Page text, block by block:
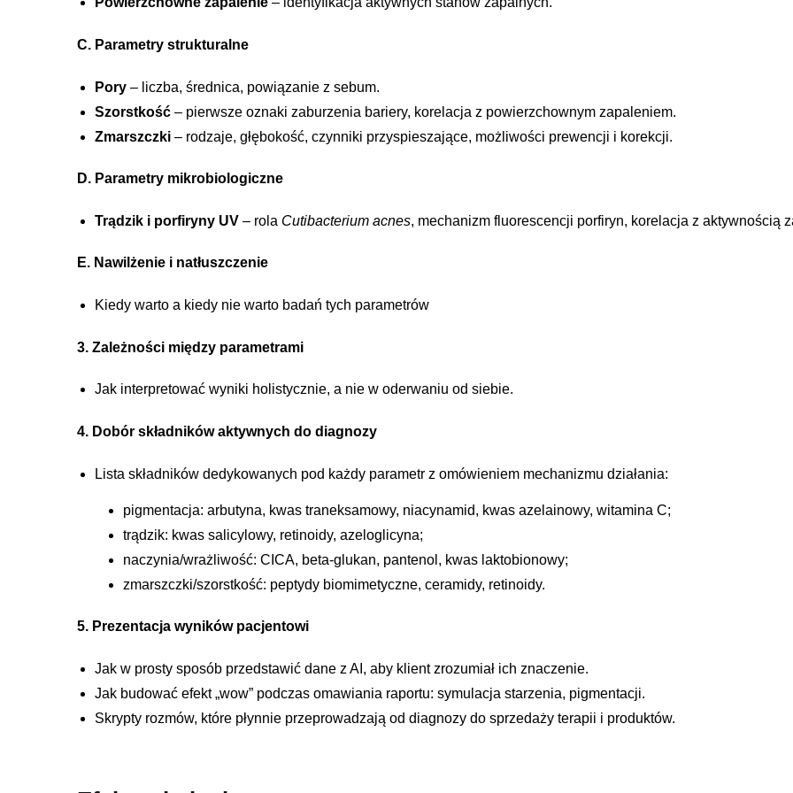
C. Parametry strukturalne
Pory – liczba, średnica, powiązanie z sebum.
Szorstkość – pierwsze oznaki zaburzenia bariery, korelacja z powierzchownym zapaleniem.
Zmarszczki – rodzaje, głębokość, czynniki przyspieszające, możliwości prewencji i korekcji.
D. Parametry mikrobiologiczne
Trądzik i porfiryny UV – rola Cutibacterium acnes, mechanizm fluorescencji porfiryn, korelacja z aktywnością
E. Nawilżenie i natłuszczenie
Kiedy warto a kiedy nie warto badań tych parametrów
3. Zależności między parametrami
Jak interpretować wyniki holistycznie, a nie w oderwaniu od siebie.
4. Dobór składników aktywnych do diagnozy
Lista składników dedykowanych pod każdy parametr z omówieniem mechanizmu działania:
pigmentacja: arbutyna, kwas traneksamowy, niacynamid, kwas azelainowy, witamina C;
trądzik: kwas salicylowy, retinoidy, azeloglicyna;
naczynia/wrażliwość: CICA, beta-glukan, pantenol, kwas laktobionowy;
zmarszczki/szorstkość: peptydy biomimetyczne, ceramidy, retinoidy.
5. Prezentacja wyników pacjentowi
Jak w prosty sposób przedstawić dane z AI, aby klient zrozumiał ich znaczenie.
Jak budować efekt „wow” podczas omawiania raportu: symulacja starzenia, pigmentacji.
Skrypty rozmów, które płynnie przeprowadzają od diagnozy do sprzedaży terapii i produktów.